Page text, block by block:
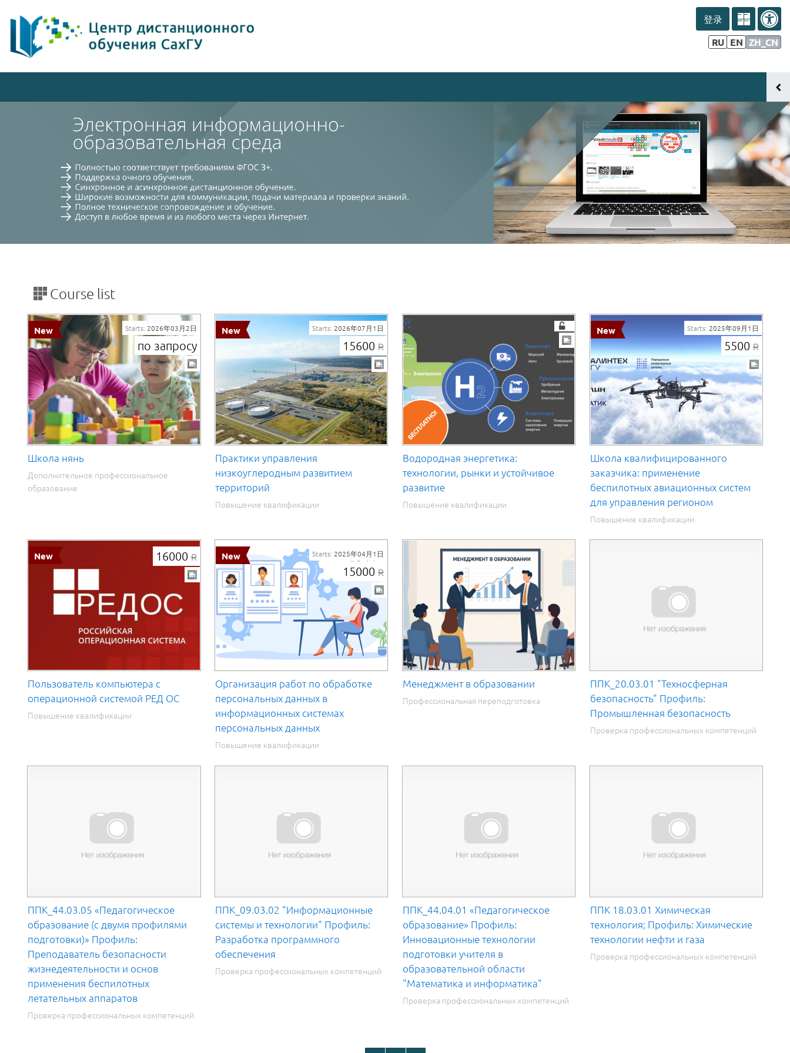
登录
RU EN ZH_CN
Course list
Starts: 2026年03月2日
по запросу
Школа нянь
Дополнительное профессиональное
образование
Starts: 2026年07月1日
15600 R
Практики управления
низкоуглеродным развитием
территорий
Повышение квалификации
Водородная энергетика:
технологии, рынки и устойчивое
развитие
Повышение квалификации
Starts: 2025年09月1日
5500 R
Школа квалифицированного
заказчика: применение
беспилотных авиационных систем
для управления регионом
Повышение квалификации
16000 R
Пользователь компьютера с
операционной системой РЕД ОС
Повышение квалификации
Starts: 2025年04月1日
15000 R
Организация работ по обработке
персональных данных в
информационных системах
персональных данных
Повышение квалификации
Менеджмент в образовании
Профессиональная переподготовка
ППК_20.03.01 "Техносферная
безопасность" Профиль:
Промышленная безопасность
Проверка профессиональных компетенций
ППК_44.03.05 «Педагогическое
образование (с двумя профилями
подготовки)» Профиль:
Преподаватель безопасности
жизнедеятельности и основ
применения беспилотных
летательных аппаратов
Проверка профессиональных компетенций
ППК_09.03.02 "Информационные
системы и технологии" Профиль:
Разработка программного
обеспечения
Проверка профессиональных компетенций
ППК_44.04.01 «Педагогическое
образование» Профиль:
Инновационные технологии
подготовки учителя в
образовательной области
"Математика и информатика"
Проверка профессиональных компетенций
ППК 18.03.01 Химическая
технология; Профиль: Химические
технологии нефти и газа
Проверка профессиональных компетенций